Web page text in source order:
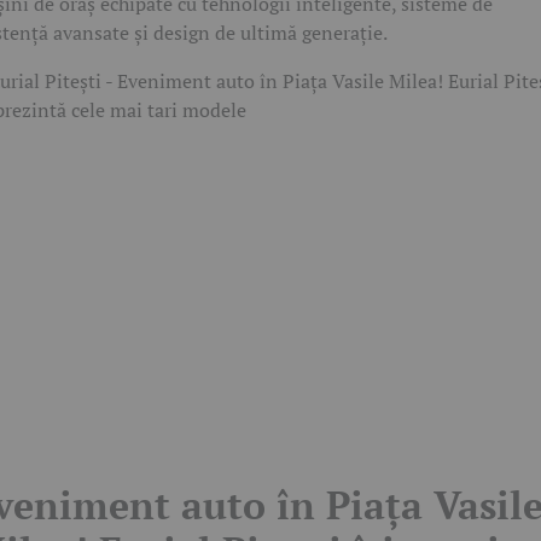
avansate și design de ultimă generație.
auto în Piața